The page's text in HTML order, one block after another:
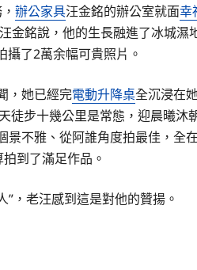
辦公家具汪金銘的辦公室就面幸
銘說，他的生長融進了冰城濕
攝了2萬余幅可貴照片。
，她已經完電動升降桌全沉浸在
徒步十幾公里是常態，迎晨曦沐
景不雅、從阿誰角度拍最佳，全
到了滿足作品。
，老汪感到這是對他的贊揚。